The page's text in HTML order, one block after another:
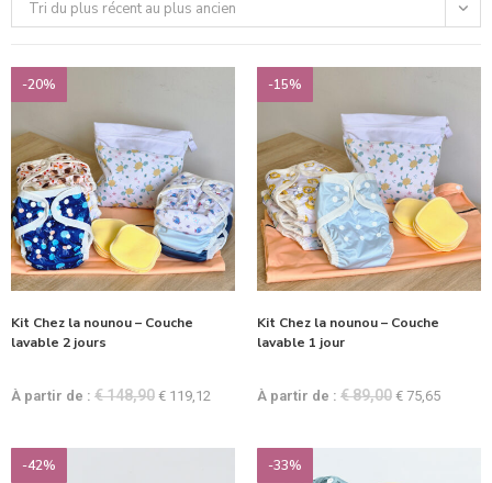
Tri du plus récent au plus ancien
-20%
Kit Chez la nounou – Couche
lavable 2 jours
À partir de : €148,90 € 119,12
-15%
Kit Chez la nounou – Couche
lavable 1 jour
À partir de : €89,00 € 75,65
-42% -33%